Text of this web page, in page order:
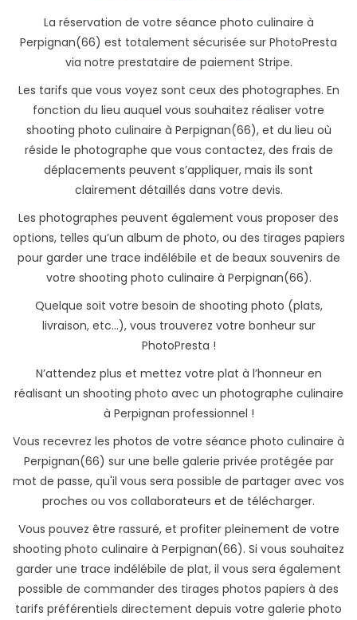
La réservation de votre séance photo culinaire à
Perpignan(66) est totalement sécurisée sur PhotoPresta
via notre prestataire de paiement Stripe.
Les tarifs que vous voyez sont ceux des photographes. En
fonction du lieu auquel vous souhaitez réaliser votre
shooting photo culinaire à Perpignan(66), et du lieu où
réside le photographe que vous contactez, des frais de
déplacements peuvent s’appliquer, mais ils sont
clairement détaillés dans votre devis.
Les photographes peuvent également vous proposer des
options, telles qu’un album de photo, ou des tirages papiers
pour garder une trace indélébile et de beaux souvenirs de
votre shooting photo culinaire à Perpignan(66).
Quelque soit votre besoin de shooting photo (plats,
livraison, etc...), vous trouverez votre bonheur sur
PhotoPresta !
N’attendez plus et mettez votre plat à l’honneur en
réalisant un shooting photo avec un photographe culinaire
à Perpignan professionnel !
Vous recevrez les photos de votre séance photo culinaire à
Perpignan(66) sur une belle galerie privée protégée par
mot de passe, qu'il vous sera possible de partager avec vos
proches ou vos collaborateurs et de télécharger.
Vous pouvez être rassuré, et profiter pleinement de votre
shooting photo culinaire à Perpignan(66). Si vous souhaitez
garder une trace indélébile de plat, il vous sera également
possible de commander des tirages photos papiers à des
tarifs préférentiels directement depuis votre galerie photo